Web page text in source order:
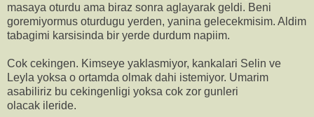
masaya oturdu ama biraz sonra aglayarak geldi. Beni
goremiyormus oturdugu yerden, yanina gelecekmisim. Aldim
tabagimi karsisinda bir yerde durdum napiim.
Cok cekingen. Kimseye yaklasmiyor, kankalari Selin ve
Leyla yoksa o ortamda olmak dahi istemiyor. Umarim
asabiliriz bu cekingenligi yoksa cok zor gunleri
olacak ileride.